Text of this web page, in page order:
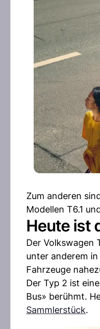
Zum anderen
Modellen T6.1
Heute ist
Der Volkswagen
unter anderem
Fahrzeuge
Der Typ 2 ist
Bus» berühmt.
Sammlerstück.